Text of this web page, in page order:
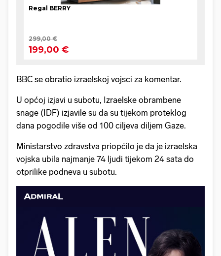
BBC se obratio izraelskoj vojsci za komentar.
U općoj izjavi u subotu, Izraelske obrambene
snage (IDF) izjavile su da su tijekom proteklog
dana pogodile više od 100 ciljeva diljem Gaze.
Ministarstvo zdravstva priopćilo je da je izraelska
vojska ubila najmanje 74 ljudi tijekom 24 sata do
otprilike podneva u subotu.